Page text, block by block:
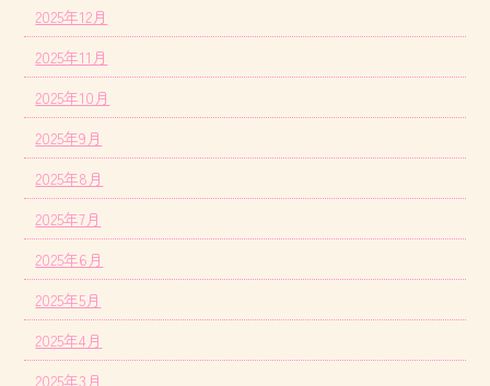
2025年12月
2025年11月
2025年10月
2025年9月
2025年8月
2025年7月
2025年6月
2025年5月
2025年4月
2025年3月